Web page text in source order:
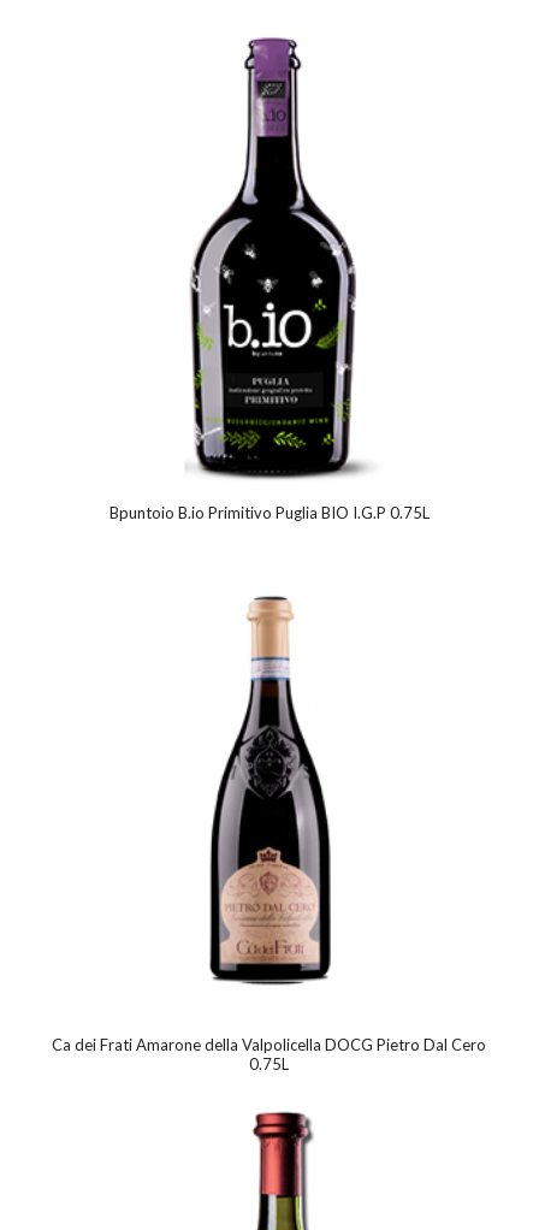
Bpuntoio B.io Primitivo Puglia BIO I.G.P 0.75L
Ca dei Frati Amarone della Valpolicella DOCG Pietro Dal Cero
0.75L